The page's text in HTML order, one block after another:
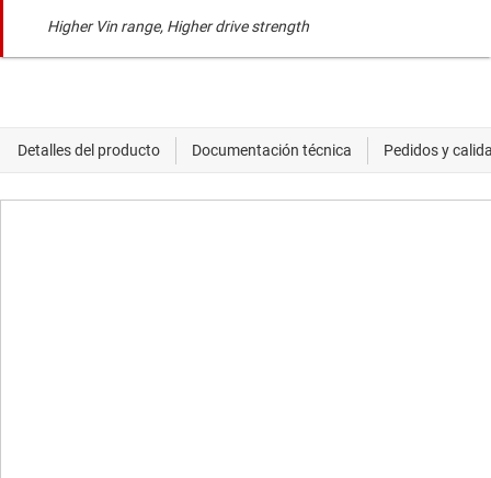
Higher Vin range, Higher drive strength